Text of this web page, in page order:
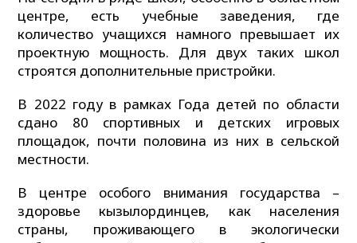
центре, есть учебные заведения, где
количество учащихся намного превышает их
проектную мощность. Для двух таких школ
строятся дополнительные пристройки.
В 2022 году в рамках Года детей по области
сдано 80 спортивных и детских игровых
площадок, почти половина из них в сельской
местности.
В центре особого внимания государства –
здоровье кызылординцев, как населения
страны, проживающего в экологически